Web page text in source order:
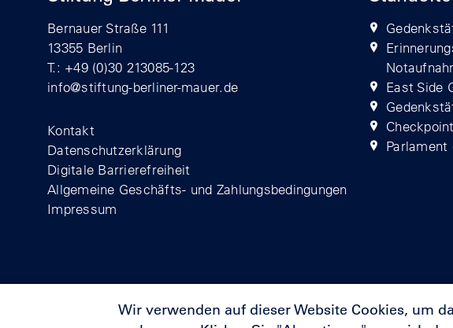
Bernauer Straße 111
13355 Berlin
T.: +49 (0)30 213085-123
info@stiftung-berliner-mauer.de
Kontakt
Datenschutzerklärung
Digitale Barrierefreiheit
Allgemeine Geschäfts- und Zahlungsbedingungen
Impressum
East Side
Parlament
Wir verwenden auf dieser Website Cookies, um